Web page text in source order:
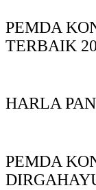
PEMDA
TERBAIK
HARLA
PEMDA